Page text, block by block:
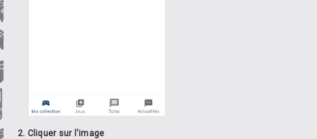
2. Cliquer sur l'image